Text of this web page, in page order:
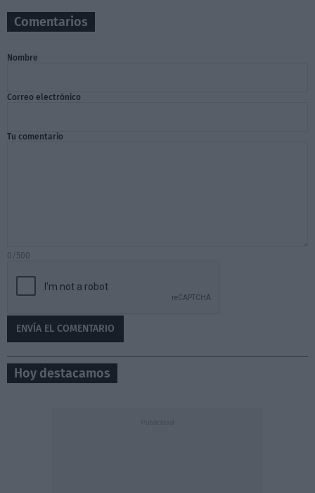
Comentarios
Nombre
Correo electrónico
Tu comentario
0/500
Hoy destacamos